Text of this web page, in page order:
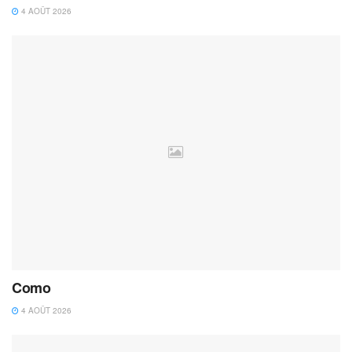
4 AOÛT 2026
Como
4 AOÛT 2026